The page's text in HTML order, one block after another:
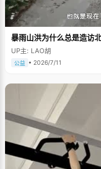
暴雨山洪为什么总是造访北
UP主: LAO胡
公益 • 2026/7/11